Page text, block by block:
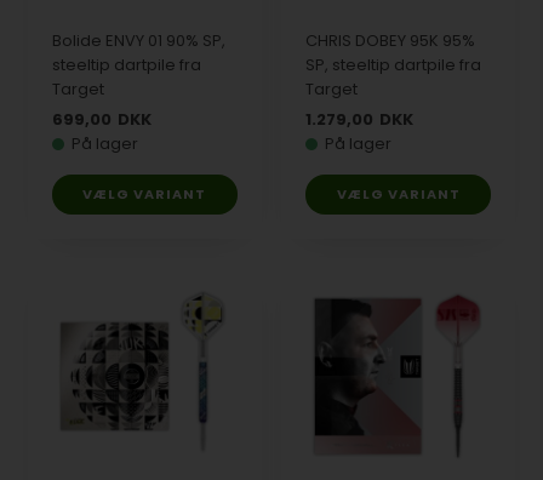
Bolide ENVY 01 90% SP,
steeltip dartpile fra
Target
699,00 DKK
På lager
VÆLG VARIANT
CHRIS DOBEY 95K 95%
SP, steeltip dartpile fra
Target
1.279,00 DKK
På lager
VÆLG VARIANT